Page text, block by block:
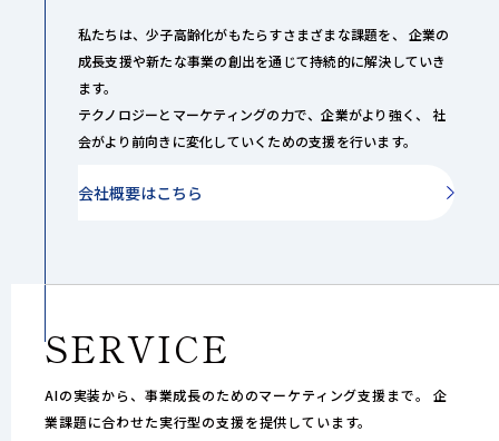
私たちは、少子高齢化がもたらすさまざまな課題を、
企業の
成長支援や新たな事業の創出を通じて持続的に解決していき
ます。
テクノロジーとマーケティングの力で、企業がより強く、
社
会がより前向きに変化していくための支援を行います。
会社概要はこちら
SERVICE
AIの実装から、事業成長のためのマーケティング支援まで。
企
業課題に合わせた実行型の支援を提供しています。